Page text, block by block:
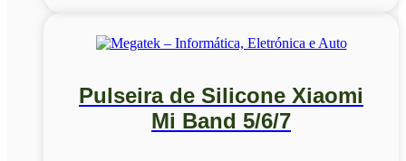
Pulseira de Silicone Xiaomi
Mi Band 5/6/7